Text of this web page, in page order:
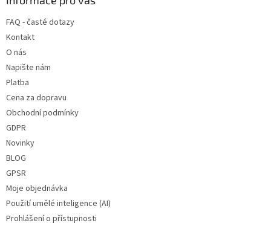
FAQ - časté dotazy
Kontakt
O nás
Napište nám
Platba
Cena za dopravu
Obchodní podmínky
GDPR
Novinky
BLOG
GPSR
Moje objednávka
Použití umělé inteligence (AI)
Prohlášení o přístupnosti